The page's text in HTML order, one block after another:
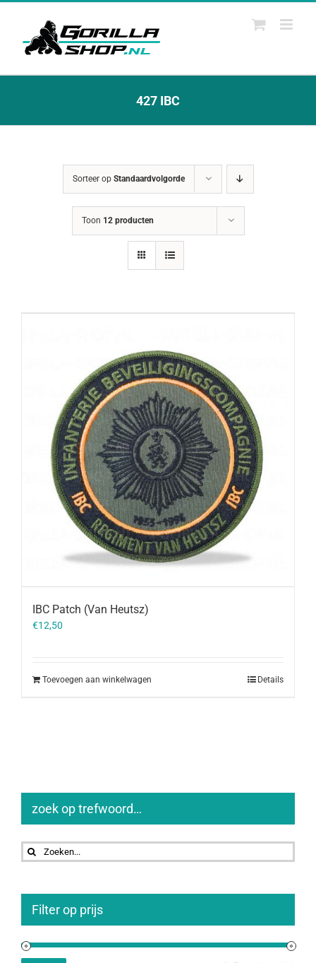
Ga
427 IBC
Sorteer op Standaardvolgorde
Toon 12 producten
IBC Patch (Van Heutsz)
€12,50
Toevoegen aan winkelwagen Details
zoek op trefwoord…
Zoeken
naar:
Filter op prijs